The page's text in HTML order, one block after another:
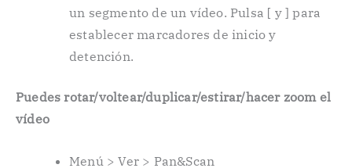
un segmento de un vídeo. Pulsa [ y ] para
establecer marcadores de inicio y
detención.
Puedes rotar/voltear/duplicar/estirar/hacer zoom el
vídeo
Menú > Ver > Pan&Scan